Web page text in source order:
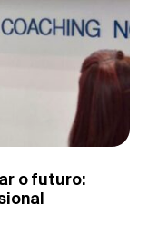
o futuro: